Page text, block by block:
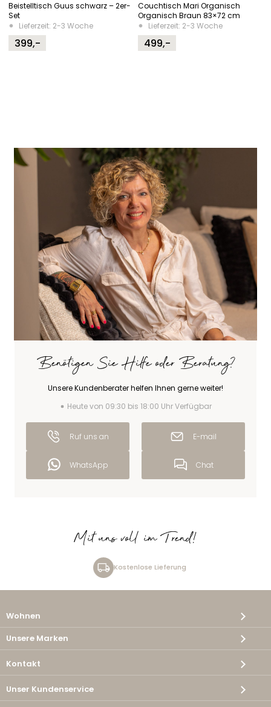
Beistelltisch Guus schwarz – 2er-
Set
Lieferzeit: 2-3 Woche
399,-
Couchtisch Mari Organisch
Organisch Braun 83×72 cm
Lieferzeit: 2-3 Woche
499,-
Benötigen Sie Hilfe oder Beratung?
Unsere Kundenberater helfen Ihnen gerne weiter!
Heute von 09:30 bis 18:00 Uhr Verfügbar
Ruf uns an E-mail
WhatsApp Chat
Mit uns voll im Trend!
Kostenlose Lieferung
Wohnen
Unsere Marken
Kontakt
Unser Kundenservice